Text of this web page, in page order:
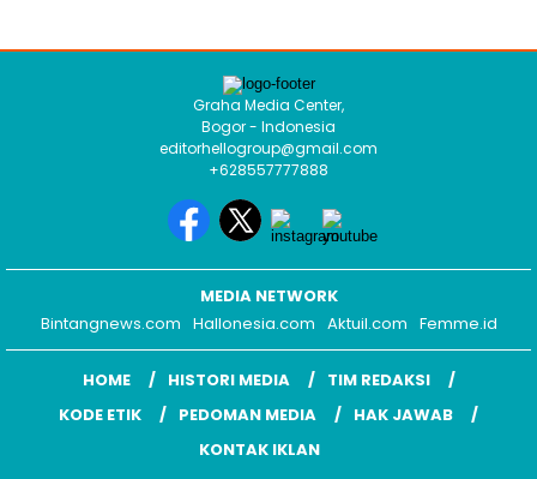
Graha Media Center,
Bogor - Indonesia
editorhellogroup@gmail.com
+628557777888
MEDIA NETWORK
Bintangnews.com Hallonesia.com Aktuil.com Femme.id
HOME HISTORI MEDIA
TIM REDAKSI
KODE ETIK
PEDOMAN MEDIA
HAK JAWAB
KONTAK IKLAN